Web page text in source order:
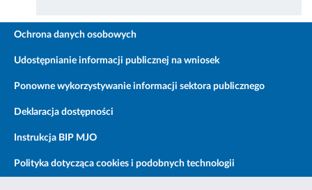
Ochrona danych osobowych
Udostępnianie informacji publicznej na wniosek
Ponowne wykorzystywanie informacji sektora publicznego
Deklaracja dostępności
Instrukcja BIP MJO
Polityka dotycząca cookies i podobnych technologii